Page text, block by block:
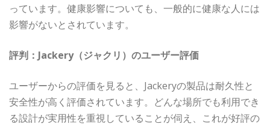
っています。健康影響についても、一般的に健康な人には
影響がないとされています。
評判：Jackery（ジャクリ）のユーザー評価
ユーザーからの評価を見ると、Jackeryの製品は耐久性と
安全性が高く評価されています。どんな場所でも利用でき
る設計が実用性を重視していることが伺え、これが好評の